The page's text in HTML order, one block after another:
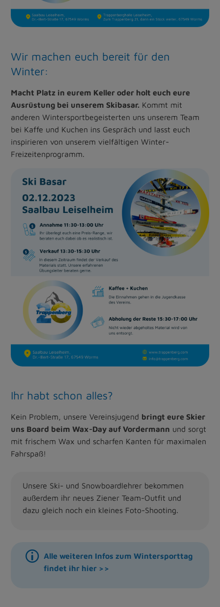
Wir machen euch bereit für den
Winter:
Macht Platz in eurem Keller oder holt euch eure
Ausrüstung bei unserem Skibasar. Kommt mit
anderen Wintersportbegeisterten uns unserem Team
bei Kaffe und Kuchen ins Gespräch und lasst euch
inspirieren von unserem vielfältigen Winter-
Freizeitenprogramm.
Ihr habt schon alles?
Kein Problem, unsere Vereinsjugend bringt eure Skier
uns Board beim Wax-Day auf Vordermann und sorgt
mit frischem Wax und scharfen Kanten für maximalen
Fahrspaß!
Unsere Ski- und Snowboardlehrer bekommen
außerdem ihr neues Ziener Team-Outfit und
dazu gleich noch ein kleines Foto-Shooting.
Alle weiteren Infos zum Wintersporttag
findet ihr hier >>